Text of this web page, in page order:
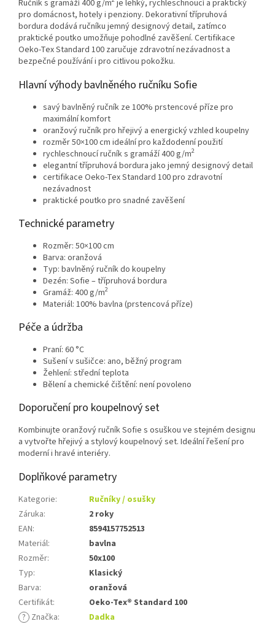
Ručník s gramáží 400 g/m je lehký, rychleschnoucí a praktický
pro domácnost, hotely i penziony. Dekorativní třípruhová
bordura dodává ručníku jemný designový detail, zatímco
praktické poutko umožňuje pohodlné zavěšení. Certifikace
Oeko-Tex Standard 100 zaručuje zdravotní nezávadnost a
bezpečné používání i pro citlivou pokožku.
Hlavní výhody bavlněného ručníku Sofie
savý bavlněný ručník ze 100% prstencové příze pro
maximální komfort
oranžový ručník pro hřejivý a energický vzhled koupelny
rozměr 50×100 cm ideální pro každodenní použití
rychleschnoucí ručník s gramáží 400 g/m2
elegantní třípruhová bordura jako jemný designový detail
certifikace Oeko-Tex Standard 100 pro zdravotní
nezávadnost
praktické poutko pro snadné zavěšení
Technické parametry
Rozměr: 50×100 cm
Barva: oranžová
Typ: bavlněný ručník do koupelny
Dezén: Sofie – třípruhová bordura
Gramáž: 400 g/m2
Materiál: 100% bavlna (prstencová příze)
Péče a údržba
Praní: 60 °C
Sušení v sušičce: ano, běžný program
Žehlení: střední teplota
Bělení a chemické čištění: není povoleno
Doporučení pro koupelnový set
Kombinujte oranžový ručník Sofie s osuškou ve stejném designu
a vytvořte hřejivý a stylový koupelnový set. Ideální řešení pro
moderní i hravé interiéry.
Doplňkové parametry
Kategorie:
Ručníky / osušky
Záruka:
2 roky
EAN:
8594157752513
Materiál:
bavlna
Rozměr:
50x100
Typ:
Klasický
Barva:
oranžová
Certifikát:
Oeko-Tex® Standard 100
? Značka:
Dadka